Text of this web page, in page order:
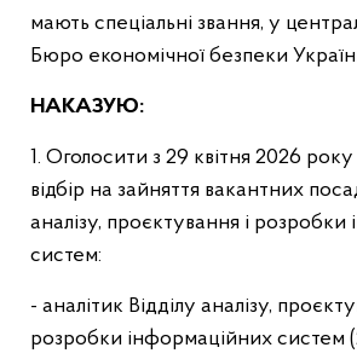
мають спеціальні звання, у
Бюро економічної безпеки
НАКАЗУЮ:
1. Оголосити з 29 квітня 2026
відбір на зайняття вакантних
аналізу, проєктування і
систем:
- аналітик Відділу аналізу,
розробки інформаційних систем